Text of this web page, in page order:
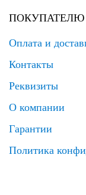
ПОКУПАТЕЛЮ
Оплата и
Контакты
Реквизиты
О компании
Гарантии
Политика